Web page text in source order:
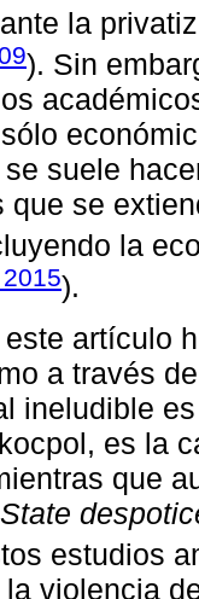
la
). Sin
suele
que se
la
).
artículo
a través
ineludible
es la
que
State
estudios
violencia